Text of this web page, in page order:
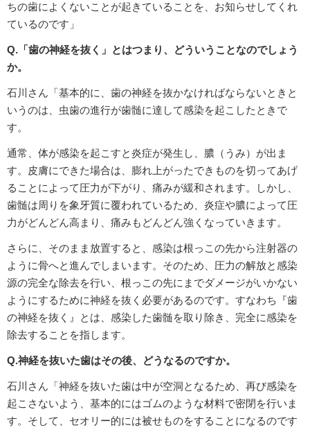
ちの歯によくないことが起きていることを、お知らせしてくれ
ているのです」
Q.「歯の神経を抜く」とはつまり、どういうことなのでしょう
か。
石川さん「基本的に、歯の神経を抜かなければならないときと
いうのは、虫歯の進行が歯髄に達して感染を起こしたときで
す。
通常、体が感染を起こすと炎症が発生し、膿（うみ）が出ま
す。皮膚にできた場合は、膨れ上がったできものを切ってあげ
ることによって圧力が下がり、痛みが緩和されます。しかし、
歯髄は周りを象牙質に覆われているため、炎症や膿によって圧
力がどんどん高まり、痛みもどんどん強くなっていきます。
さらに、そのまま放置すると、感染は根っこの先から注射器の
ように骨へと進んでしまいます。そのため、圧力の解放と感染
源の完全な除去を行い、根っこの先にまでダメージがいかない
ようにするために神経を抜く必要があるのです。すなわち『歯
の神経を抜く』とは、感染した歯髄を取り除き、完全に感染を
除去することを指します。
Q.神経を抜いた歯はその後、どうなるのですか。
石川さん「神経を抜いた歯は中が空洞となるため、再び感染を
起こさないよう、基本的にはゴムのような材料で密閉を行いま
す。そして、セオリー的には被せものをすることになるのです